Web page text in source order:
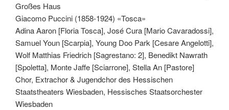
Großes Haus
Giacomo Puccini (1858-1924) «Tosca»
Adina Aaron [Floria Tosca], José Cura [Mario Cavaradossi],
Samuel Youn [Scarpia], Young Doo Park [Cesare Angelotti],
Wolf Matthias Friedrich [Sagrestano: 2], Benedikt Nawrath
[Spoletta], Monte Jaffe [Sciarrone], Stella An [Pastore]
Chor, Extrachor & Jugendchor des Hessischen
Staatstheaters Wiesbaden, Hessisches Staatsorchester
Wiesbaden